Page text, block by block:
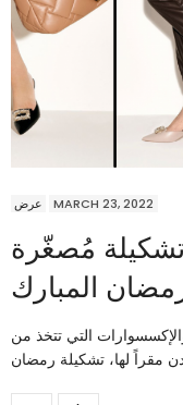
عرض MARCH 23, 2022
مُصغّرة
المبارك
التي تتخذ من